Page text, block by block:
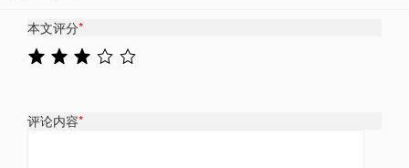
本文评分*
评论内容*